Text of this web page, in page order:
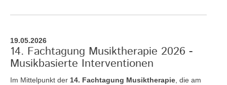
19.05.2026
14. Fachtagung Musiktherapie 2026 -
Musikbasierte Interventionen
Im Mittelpunkt der 14. Fachtagung Musiktherapie , die am